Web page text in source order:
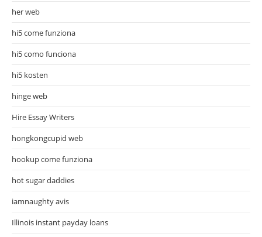
her web
hi5 come funziona
hi5 como funciona
hi5 kosten
hinge web
Hire Essay Writers
hongkongcupid web
hookup come funziona
hot sugar daddies
iamnaughty avis
Illinois instant payday loans